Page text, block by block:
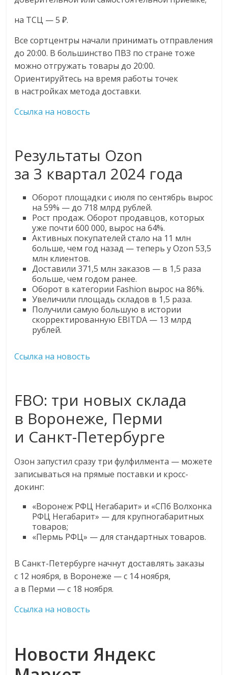
на ТСЦ — 5 ₽.
Все сортцентры начали принимать отправления
до 20:00. В большинство ПВЗ по стране тоже
можно отгружать товары до 20:00.
Ориентируйтесь на время работы точек
в настройках метода доставки.
Ссылка на новость
Результаты Ozon
за 3 квартал 2024 года
Оборот площадки с июля по сентябрь вырос
на 59% — до 718 млрд рублей.
Рост продаж. Оборот продавцов, которых
уже почти 600 000, вырос на 64%.
Активных покупателей стало на 11 млн
больше, чем год назад — теперь у Ozon 53,5
млн клиентов.
Доставили 371,5 млн заказов — в 1,5 раза
больше, чем годом ранее.
Оборот в категории Fashion вырос на 86%.
Увеличили площадь складов в 1,5 раза.
Получили самую большую в истории
скорректированную EBITDA — 13 млрд
рублей.
Ссылка на новость
FBO: три новых склада
в Воронеже, Перми
и Санкт-Петербурге
Озон запустил сразу три фулфилмента — можете
записываться на прямые поставки и кросс-
докинг:
«Воронеж РФЦ Негабарит» и «СПб Волхонка
РФЦ Негабарит» — для крупногабаритных
товаров;
«Пермь РФЦ» — для стандартных товаров.
В Санкт-Петербурге начнут доставлять заказы
с 12 ноября, в Воронеже — с 14 ноября,
а в Перми — с 18 ноября.
Ссылка на новость
Новости Яндекс